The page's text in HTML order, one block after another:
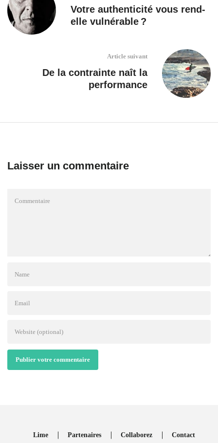
Votre authenticité vous rend-
elle vulnérable ?
Article suivant
De la contrainte naît la
performance
Laisser un commentaire
Publier votre commentaire
Lime Partenaires Collaborez Contact